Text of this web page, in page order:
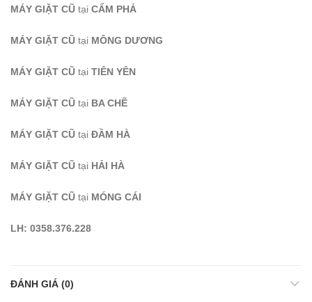
MÁY GIẶT CŨ tại CẨM PHẢ
MÁY GIẶT CŨ tại MÔNG DƯƠNG
MÁY GIẶT CŨ tại TIÊN YÊN
MÁY GIẶT CŨ tại BA CHẼ
MÁY GIẶT CŨ tại ĐẦM HÀ
MÁY GIẶT CŨ tại HẢI HÀ
MÁY GIẶT CŨ tại MÓNG CÁI
LH: 0358.376.228
ĐÁNH GIÁ (0)